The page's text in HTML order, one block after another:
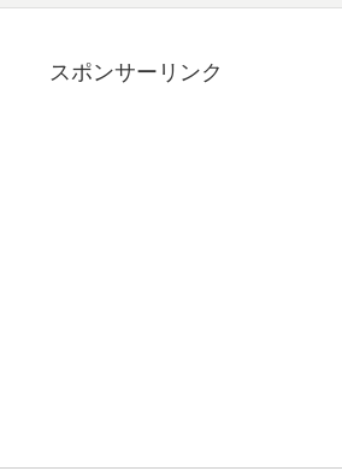
スポンサーリンク